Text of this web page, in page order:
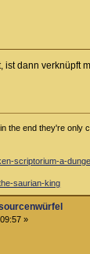
ist dann verknüpft
the end they're only
scriptorium-a-
saurian-king
»